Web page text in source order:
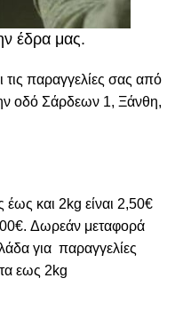
έδρα μας.
τις παραγγελίες σας από
οδό Σάρδεων 1, Ξάνθη,
και 2kg είναι 2,50€
Δωρεάν μεταφορά
για παραγγελίες
εως 2kg